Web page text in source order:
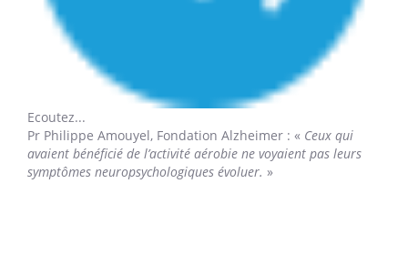
Ecoutez...
Pr Philippe Amouyel, Fondation Alzheimer : « Ceux qui
avaient bénéficié de l’activité aérobie ne voyaient pas leurs
symptômes neuropsychologiques évoluer. »